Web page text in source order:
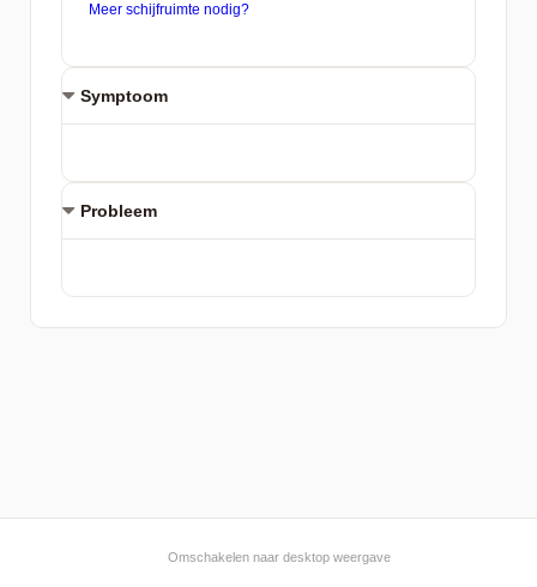
Symptoom
Probleem
Omschakelen naar desktop weergave